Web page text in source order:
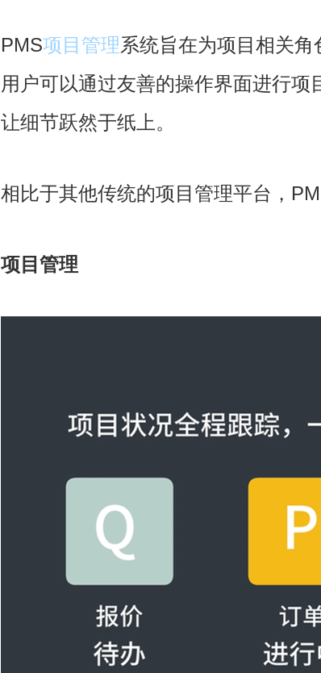
PMS项目管理系统旨在为项目相关角
用户可以通过友善的操作界面进行项
让细节跃然于纸上。
相比于其他传统的项目管理平台，
项目管理